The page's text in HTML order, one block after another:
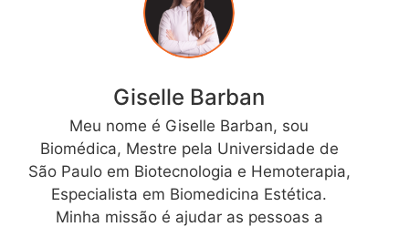
Giselle Barban
Meu nome é Giselle Barban, sou
Biomédica, Mestre pela Universidade de
São Paulo em Biotecnologia e Hemoterapia,
Especialista em Biomedicina Estética.
Minha missão é ajudar as pessoas a